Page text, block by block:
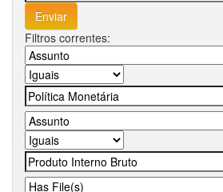
Filtros correntes: